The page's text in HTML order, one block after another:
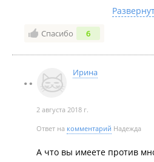
Ребенок попал в 4 отряд- в
старые, скрипучие
часть времени. Развлечений
занимались всего 1 раз.
бассейн, но пока его не
Каждый вечер - обыск. (Хотя
так и не нашли). В нашем
Плохо, что социальные
отправляют детдомовских
Спасибо 6
Ирина
2 августа 2018 г.
Ответ на комментарий Надежда
А что вы имеете против